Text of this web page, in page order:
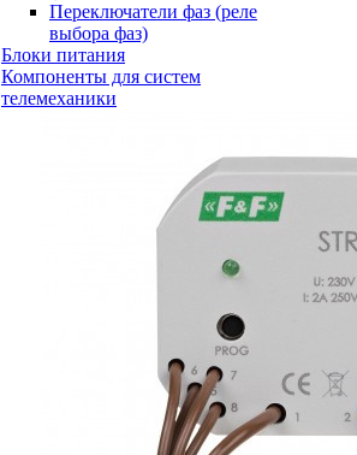
Переключатели фаз (реле
выбора фаз)
Блоки питания
Компоненты для систем
телемеханики